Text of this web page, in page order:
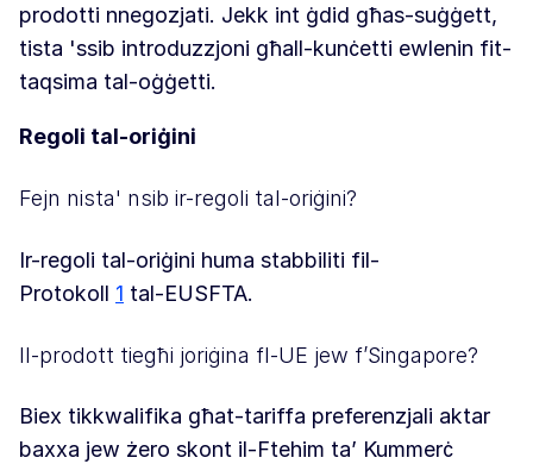
prodotti nnegozjati. Jekk int ġdid għas-suġġett,
tista 'ssib introduzzjoni għall-kunċetti ewlenin fit-
taqsima tal-oġġetti.
Regoli tal-oriġini
Fejn nista' nsib ir-regoli tal-oriġini?
Ir-regoli tal-oriġini huma stabbiliti fil-
Protokoll 1 tal-EUSFTA.
Il-prodott tiegħi joriġina fl-UE jew f’Singapore?
Biex tikkwalifika għat-tariffa preferenzjali aktar
baxxa jew żero skont il-Ftehim ta’ Kummerċ